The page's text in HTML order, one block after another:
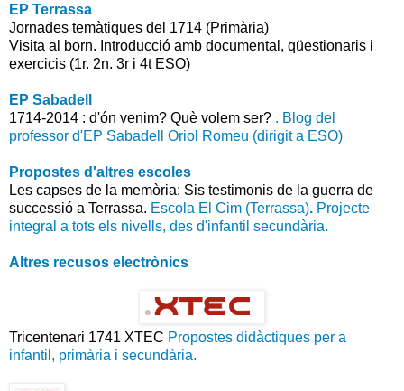
EP Terrassa
Jornades temàtiques del 1714 (Primària)
Visita al born. Introducció amb documental, qüestionaris i
exercicis (1r. 2n. 3r i 4t ESO)
EP Sabadell
1714-2014 : d'ón venim? Què volem ser? . Blog del
professor d'EP Sabadell Oriol Romeu (dirigit a ESO)
Propostes d'altres escoles
Les capses de la memòria: Sis testimonis de la guerra de
successió a Terrassa. Escola El Cim (Terrassa). Projecte
integral a tots els nivells, des d'infantil secundària.
Altres recusos electrònics
Tricentenari 1741 XTEC Propostes didàctiques per a
infantil, primària i secundària.